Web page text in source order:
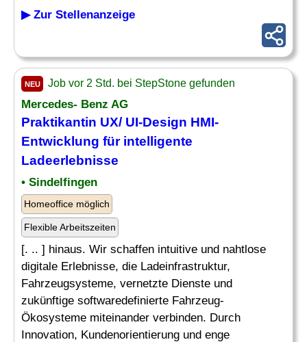
▶ Zur Stellenanzeige
NEU Job vor 2 Std. bei StepStone gefunden
Mercedes- Benz AG
Praktikantin UX/ UI-Design HMI-
Entwicklung für intelligente
Ladeerlebnisse
• Sindelfingen
Homeoffice möglich
Flexible Arbeitszeiten
[. .. ] hinaus. Wir schaffen intuitive und nahtlose
digitale Erlebnisse, die Ladeinfrastruktur,
Fahrzeugsysteme, vernetzte Dienste und
zukünftige softwaredefinierte Fahrzeug-
Ökosysteme miteinander verbinden. Durch
Innovation, Kundenorientierung und enge